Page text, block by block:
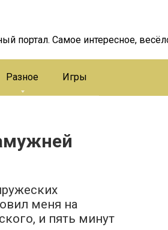
портал. Самое интересное,
Разное Игры
меня на
и пять минут